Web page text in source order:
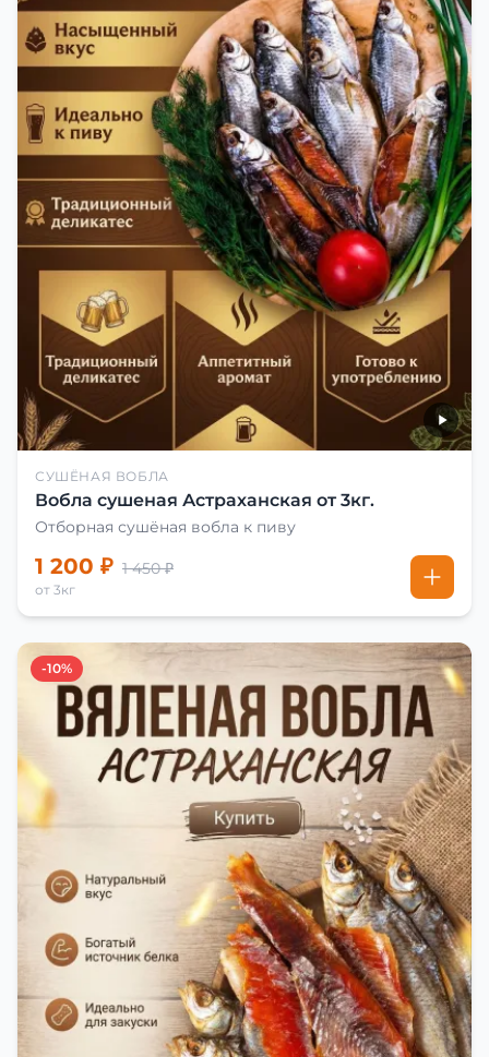
СУШЁНАЯ ВОБЛА
Вобла сушеная Астраханская от 3кг.
Отборная сушёная вобла к пиву
1 200 ₽ 1 450 ₽
от 3кг
-10%